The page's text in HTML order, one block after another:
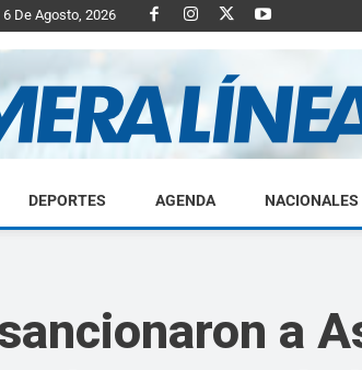
De Agosto, 2026
Diario
DEPORTES AGENDA NACIONALES
a